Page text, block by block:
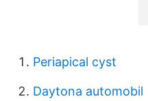
Periapical cyst
Daytona automobil